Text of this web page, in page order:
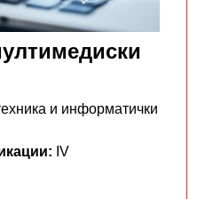
и информатички
IV